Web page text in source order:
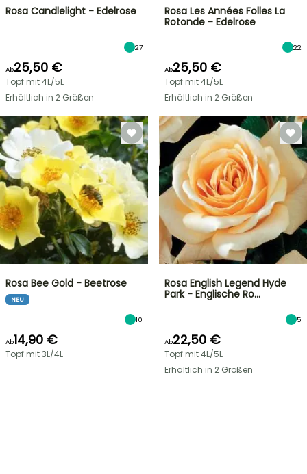
Rosa Candlelight - Edelrose
27
Ab25,50 €
Topf mit 4L/5L
Erhältlich in 2 Größen
Rosa Les Années Folles La
Rotonde - Edelrose
22
Ab25,50 €
Topf mit 4L/5L
Erhältlich in 2 Größen
Rosa Bee Gold - Beetrose
NEU
10
Ab14,90 €
Topf mit 3L/4L
Rosa English Legend Hyde
Park - Englische Ro…
5
Ab22,50 €
Topf mit 4L/5L
Erhältlich in 2 Größen